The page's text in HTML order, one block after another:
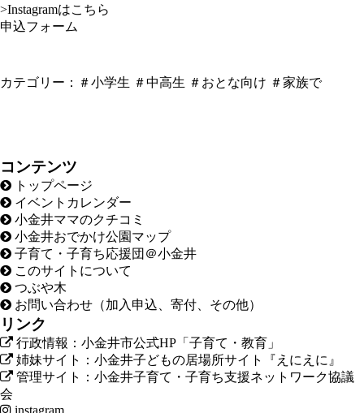
>Instagramはこちら
申込フォーム
カテゴリー： ＃小学生 ＃中高生 ＃おとな向け ＃家族で
コンテンツ
トップページ
イベントカレンダー
小金井ママのクチコミ
小金井おでかけ公園マップ
子育て・子育ち応援団＠小金井
このサイトについて
つぶや木
お問い合わせ（加入申込、寄付、その他）
リンク
行政情報：小金井市公式HP「子育て・教育」
姉妹サイト：小金井子どもの居場所サイト『えにえに』
管理サイト：小金井子育て・子育ち支援ネットワーク協議
会
instagram